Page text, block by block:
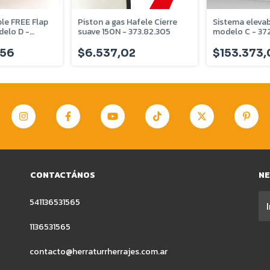
FREE Flap
D -
Piston a gas Hafele Cierre
suave 150N - 373.82.305
$6.537,02
Sistema
modelo C -
CONTACTÁNOS
541136531565
1136531565
contacto@herraturrherrajes.com.ar